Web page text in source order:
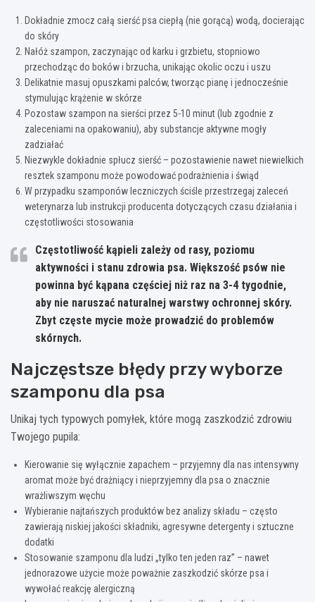
Dokładnie zmocz całą sierść psa ciepłą (nie gorącą) wodą, docierając
do skóry
Nałóż szampon, zaczynając od karku i grzbietu, stopniowo
przechodząc do boków i brzucha, unikając okolic oczu i uszu
Delikatnie masuj opuszkami palców, tworząc pianę i jednocześnie
stymulując krążenie w skórze
Pozostaw szampon na sierści przez 5-10 minut (lub zgodnie z
zaleceniami na opakowaniu), aby substancje aktywne mogły
zadziałać
Niezwykle dokładnie spłucz sierść – pozostawienie nawet niewielkich
resztek szamponu może powodować podrażnienia i świąd
W przypadku szamponów leczniczych ściśle przestrzegaj zaleceń
weterynarza lub instrukcji producenta dotyczących czasu działania i
częstotliwości stosowania
Częstotliwość kąpieli zależy od rasy, poziomu
aktywności i stanu zdrowia psa. Większość psów nie
powinna być kąpana częściej niż raz na 3-4 tygodnie,
aby nie naruszać naturalnej warstwy ochronnej skóry.
Zbyt częste mycie może prowadzić do problemów
skórnych.
Najczęstsze błędy przy wyborze
szamponu dla psa
Unikaj tych typowych pomyłek, które mogą zaszkodzić zdrowiu
Twojego pupila:
Kierowanie się wyłącznie zapachem – przyjemny dla nas intensywny
aromat może być drażniący i nieprzyjemny dla psa o znacznie
wrażliwszym węchu
Wybieranie najtańszych produktów bez analizy składu – często
zawierają niskiej jakości składniki, agresywne detergenty i sztuczne
dodatki
Stosowanie szamponu dla ludzi „tylko ten jeden raz” – nawet
jednorazowe użycie może poważnie zaszkodzić skórze psa i
wywołać reakcję alergiczną